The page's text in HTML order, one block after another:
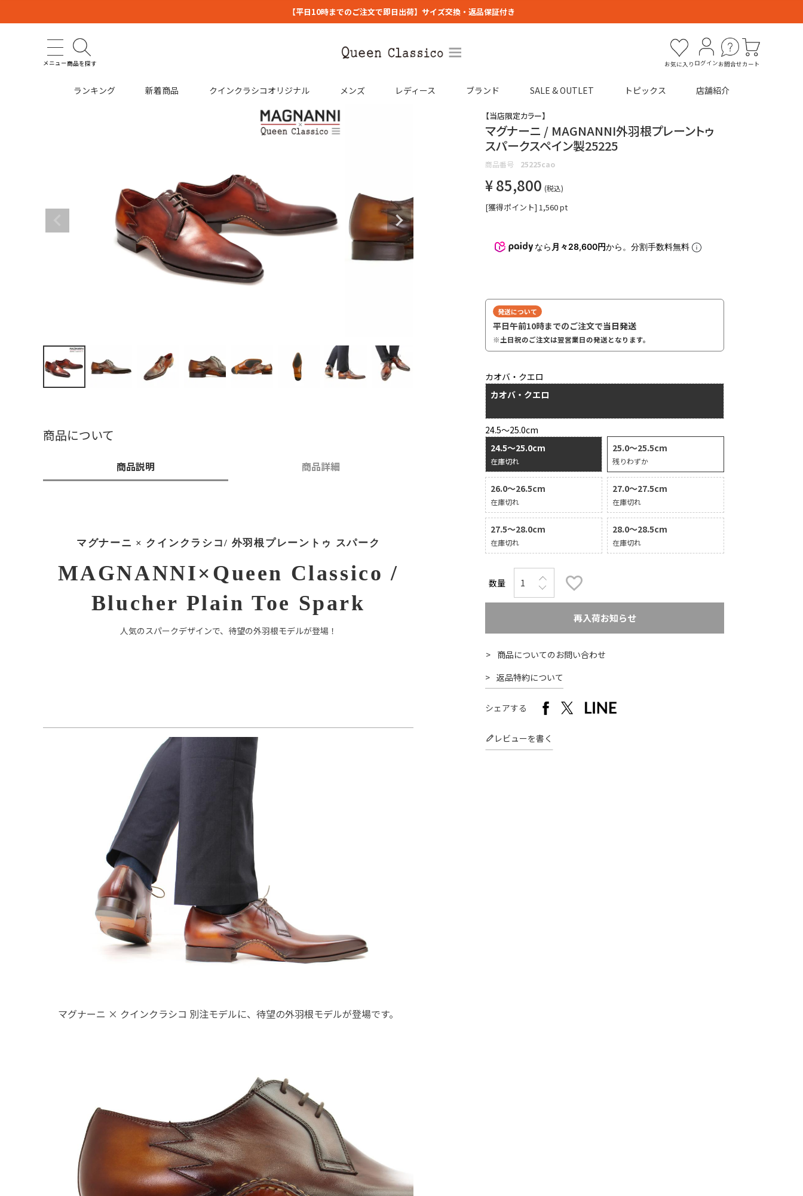
【平日10時までのご注文で即日出荷】サイズ交換・返品保証付き
メニュー商品を探す お気に入り ログインお問合せカート
ランキング 新着商品 クインクラシコオリジナル メンズ レディース ブランド SALE & OUTLET トピックス 店舗紹介
【当店限定カラー】
マグナーニ / MAGNANNI外羽根プレーントゥ
スパークスペイン製25225
商品番号 25225cao
¥85,800 税込
[獲得ポイント] 1,560pt
なら 月々28,600円から。分割手数料無料
発送について
平日午前10時までのご注文で当日発送
※土日祝のご注文は翌営業日の発送となります。
24.5～25.0cm
24.5～25.0cm
在庫切れ
25.0～25.5cm
残りわずか
26.0～26.5cm
在庫切れ
27.0～27.5cm
在庫切れ
27.5～28.0cm
在庫切れ
28.0～28.5cm
在庫切れ
カオバ・クエロ
カオバ・クエロ
再入荷お知らせ
商品についてのお問い合わせ
返品特約について
シェアする
レビューを書く
商品について
商品説明 商品詳細
マグナーニ × クインクラシコ/ 外羽根プレーントゥ スパーク
MAGNANNI×Queen Classico /
Blucher Plain Toe Spark
人気のスパークデザインで、待望の外羽根モデルが登場！
マグナーニ × クインクラシコ 別注モデルに、待望の外羽根モデルが登場です。